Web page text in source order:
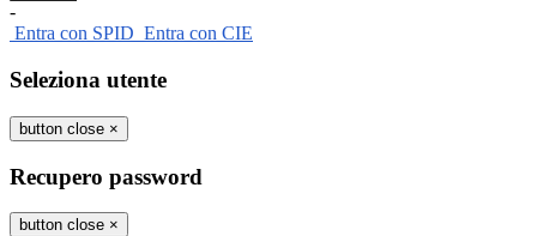
-
Entra con SPID Entra con CIE
Seleziona utente
button close ×
Recupero password
button close ×